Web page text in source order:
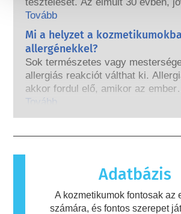
nagyon kevés ezek közt,
gyógyszerek, melyeknél valaha is
hogy zavart okoznak az endokrin
rendszerben. A minősített,
szakértők által elvégzett szigorú
termékbiztonsági értékelések,
vállalatoknak törvényileg
lefedik az összes lehetséges
hatályba lépése előtt, a kozmetikai
testápolási ipar kutatásba és
fogott, hogy úttörő szerepet
állatkísérleti eszközök
fejlesztésébe, hogy értékelhesse
összetevők és termékek
Tovább
Mi a helyzet a
allergénekkel?
Sok természetes vagy
allergiás reakciót válthat ki.
akkor fordul elő, amikor az ember
immunrendszere olyan anyagokra
tartalmazhatnak, amelyek egyes
számára allergiát okozhatnak. Ez
azt, hogy a termék mások
biztonságos.
Tovább
Adatbázis
A kozmetikumok fontosak az
számára, és fontos szerepet